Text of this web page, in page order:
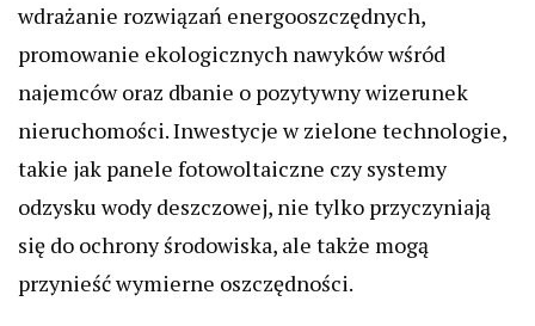
wdrażanie rozwiązań energooszczędnych,
promowanie ekologicznych nawyków wśród
najemców oraz dbanie o pozytywny wizerunek
nieruchomości. Inwestycje w zielone technologie,
takie jak panele fotowoltaiczne czy systemy
odzysku wody deszczowej, nie tylko przyczyniają
się do ochrony środowiska, ale także mogą
przynieść wymierne oszczędności.